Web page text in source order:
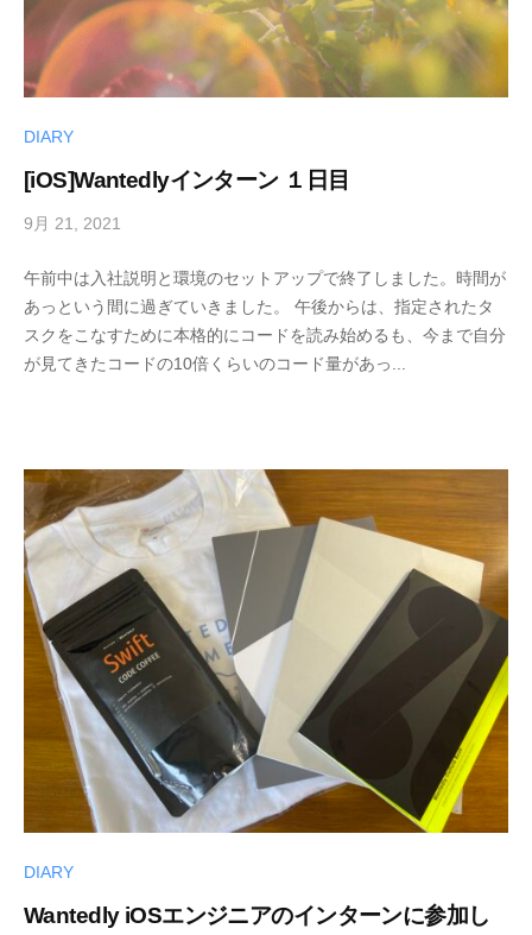
DIARY
[iOS]Wantedlyインターン １日目
9月 21, 2021
h
i
r
o
午前中は入社説明と環境のセットアップで終了しました。時間が
あっという間に過ぎていきました。 午後からは、指定されたタ
スクをこなすために本格的にコードを読み始めるも、今まで自分
が見てきたコードの10倍くらいのコード量があっ...
DIARY
Wantedly iOSエンジニアのインターンに参加し